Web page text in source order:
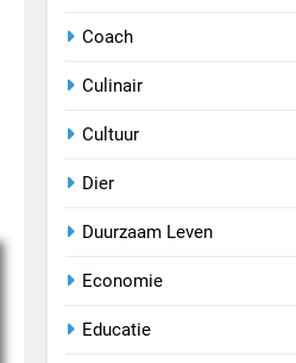
Coach
Culinair
Cultuur
Dier
Duurzaam Leven
Economie
Educatie